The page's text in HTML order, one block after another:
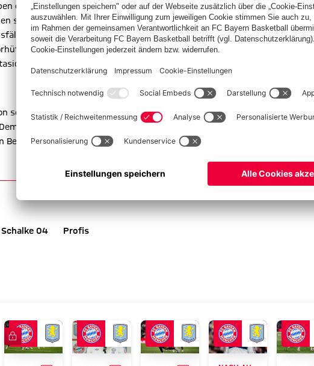
derzeit keine leichte Phase durch. Zur emotional schweren Situation
sportliche Probleme hinzu. In der Liga rangiert Schalke lediglich auf
zu kompensieren. Alessandro Schöpf, Benjamin Stambouli, Steven
Alexander Nübel muss seine Rot-Sperre aus dem letzten Ligaspiel
(Wadenprobleme) steht weiter ein Fragezeichen.
seinem Team volle Konzentration und Hingabe. „Man muss in manchen
erwartet Kovac einen Gegner, „der sicher körperbetont
nicht anders. Und auch dieses Mal sollen am ende wieder die Bayern
Schalke 04 Profis
FC Bayern TV PLUS